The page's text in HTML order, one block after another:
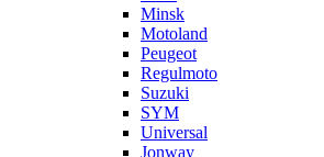
Minsk
Motoland
Peugeot
Regulmoto
Suzuki
SYM
Universal
Jonway